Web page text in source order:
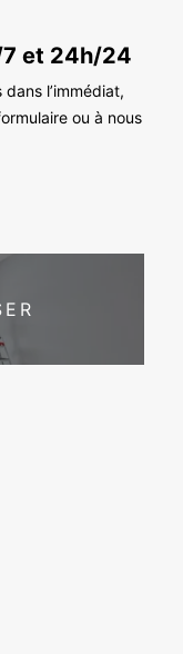
7 et 24h/24
l’immédiat,
ou à nous